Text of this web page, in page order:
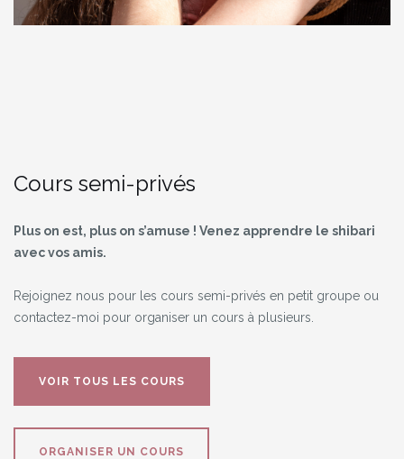
Cours semi-privés
Plus on est, plus on s’amuse ! Venez apprendre le shibari
avec vos amis.
Rejoignez nous pour les cours semi-privés en petit groupe ou
contactez-moi pour organiser un cours à plusieurs.
VOIR TOUS LES COURS
ORGANISER UN COURS